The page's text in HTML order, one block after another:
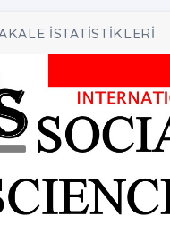
İSTATİSTİKLERİ